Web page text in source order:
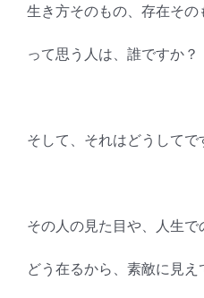
生き方そのもの、存在その
って思う人は、誰ですか？
そして、それはどうしてで
その人の見た目や、人生で
どう在るから、素敵に見